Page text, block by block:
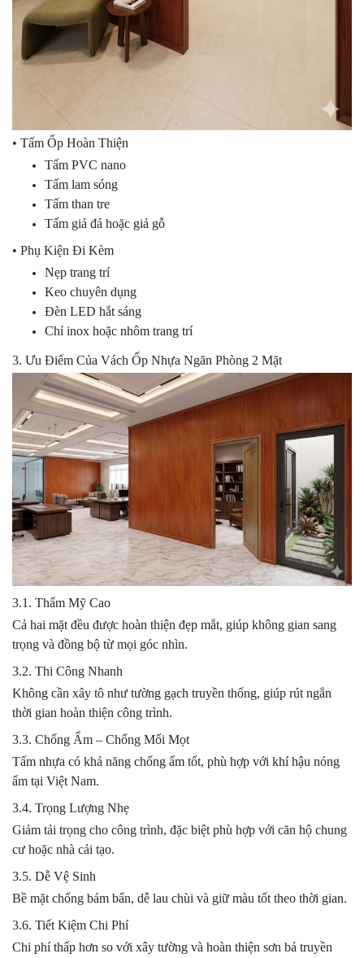
• Tấm Ốp Hoàn Thiện
Tấm PVC nano
Tấm lam sóng
Tấm than tre
Tấm giả đá hoặc giả gỗ
• Phụ Kiện Đi Kèm
Nẹp trang trí
Keo chuyên dụng
Đèn LED hắt sáng
Chỉ inox hoặc nhôm trang trí
3. Ưu Điểm Của Vách Ốp Nhựa Ngăn Phòng 2 Mặt
3.1. Thẩm Mỹ Cao
Cả hai mặt đều được hoàn thiện đẹp mắt, giúp không gian sang
trọng và đồng bộ từ mọi góc nhìn.
3.2. Thi Công Nhanh
Không cần xây tô như tường gạch truyền thống, giúp rút ngắn
thời gian hoàn thiện công trình.
3.3. Chống Ẩm – Chống Mối Mọt
Tấm nhựa có khả năng chống ẩm tốt, phù hợp với khí hậu nóng
ẩm tại Việt Nam.
3.4. Trọng Lượng Nhẹ
Giảm tải trọng cho công trình, đặc biệt phù hợp với căn hộ chung
cư hoặc nhà cải tạo.
3.5. Dễ Vệ Sinh
Bề mặt chống bám bẩn, dễ lau chùi và giữ màu tốt theo thời gian.
3.6. Tiết Kiệm Chi Phí
Chi phí thấp hơn so với xây tường và hoàn thiện sơn bả truyền